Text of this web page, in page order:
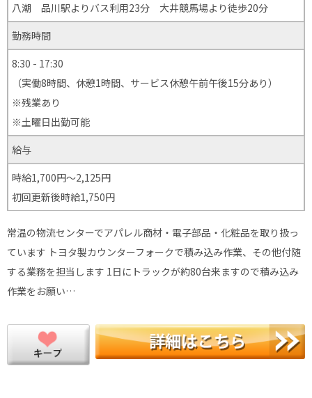
八潮 品川駅よりバス利用23分 大井競馬場より徒歩20分
勤務時間
8:30 - 17:30
（実働8時間、休憩1時間、サービス休憩午前午後15分あり）
※残業あり
※土曜日出勤可能
給与
時給1,700円～2,125円
初回更新後時給1,750円
常温の物流センターでアパレル商材・電子部品・化粧品を取り扱っ
ています トヨタ製カウンターフォークで積み込み作業、その他付随
する業務を担当します 1日にトラックが約80台来ますので積み込み
作業をお願い…